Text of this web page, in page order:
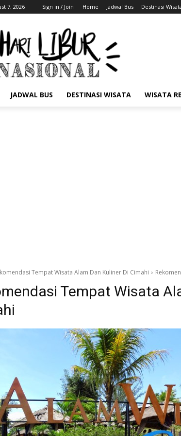
7, 2026 Sign in / Join Home Jadwal Bus Destinasi
JADWAL BUS DESTINASI WISATA WISATA
Tempat Wisata Alam Dan Kuliner Di Cimahi
Tempat Wisata